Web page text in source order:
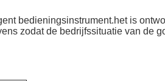
bedieningsinstrument.het is
zodat de bedrijfssituatie van de